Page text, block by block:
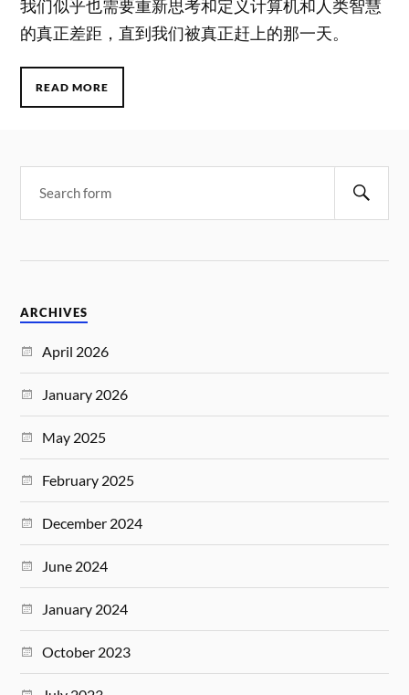
我们似乎也需要重新思考和定义计算机和人类智慧
的真正差距，直到我们被真正赶上的那一天。
READ MORE
ARCHIVES
April 2026
January 2026
May 2025
February 2025
December 2024
June 2024
January 2024
October 2023